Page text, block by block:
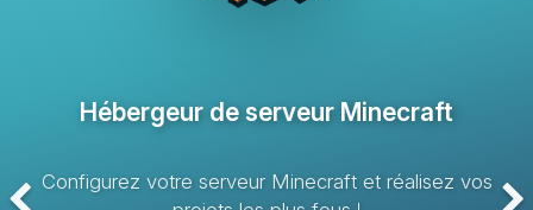
Hébergeur de serveur VPS
Solution d’hébergement avec des ressources dédiées